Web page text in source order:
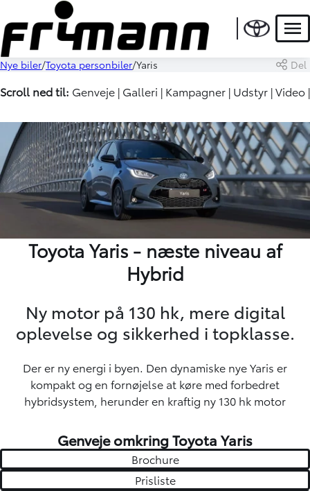
Nye biler Toyota personbiler Yaris Del
Scroll ned til: Genveje | Galleri | Kampagner | Udstyr |Video |
Toyota Yaris - næste niveau af
Hybrid
Ny motor på 130 hk, mere digital
oplevelse og sikkerhed i topklasse.
Der er ny energi i byen. Den dynamiske nye Yaris er
kompakt og en fornøjelse at køre med forbedret
hybridsystem, herunder en kraftig ny 130 hk motor
Genveje omkring Toyota Yaris
Brochure
Prisliste